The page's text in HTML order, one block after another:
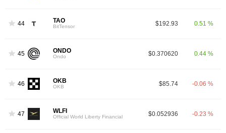
44 TAO
BitTensor $192.93 0.51 %
45 ONDO
Ondo $0.370620 0.44 %
46 OKB
OKB $85.74 -0.06 %
47 WLFI
Official World Liberty Financial $0.052936 -0.23 %